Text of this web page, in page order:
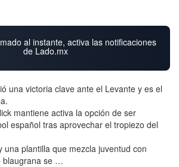
al instante, activa las notificaciones
de Lado.mx
una victoria clave ante el Levante y es el
mantiene activa la opción de ser
español tras aprovechar el tropiezo del
una plantilla que mezcla juventud con
blaugrana se …